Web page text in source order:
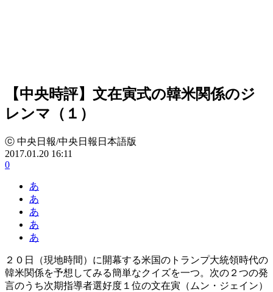
【中央時評】文在寅式の韓米関係のジ
レンマ（１）
ⓒ 中央日報/中央日報日本語版
2017.01.20 16:11
0
あ
あ
あ
あ
あ
２０日（現地時間）に開幕する米国のトランプ大統領時代の
韓米関係を予想してみる簡単なクイズを一つ。次の２つの発
言のうち次期指導者選好度１位の文在寅（ムン・ジェイン）